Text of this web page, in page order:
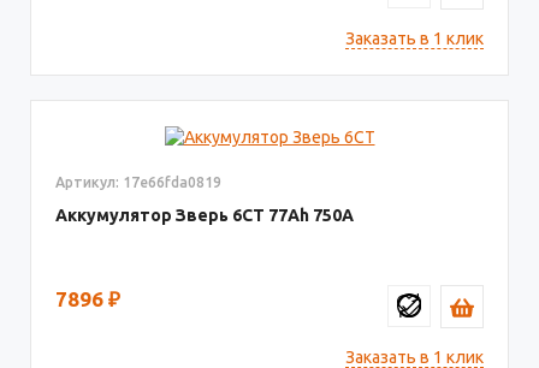
Заказать в 1 клик
Артикул: 17e66fda0819
Аккумулятор Зверь 6СТ 77 750
7896 ₽
Заказать в 1 клик